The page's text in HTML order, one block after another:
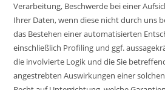
Verarbeitung, Beschwerde bei einer
Ihrer Daten, wenn diese nicht durch uns
das Bestehen einer automatisierten
einschließlich Profiling und ggf.
die involvierte Logik und die Sie
angestrebten Auswirkungen einer